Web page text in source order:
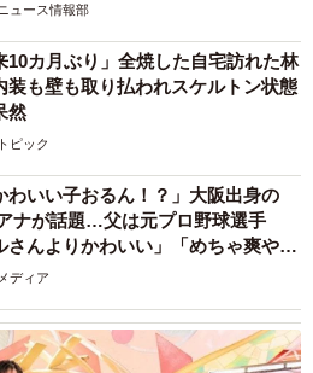
ュース情報部
10カ月ぶり」全焼した自宅訪れた林
も壁も取り払われスケルトン状態
然
ピック
わいい子おるん！？」大阪出身の
ナが話題…父は元プロ野球選手
さんよりかわいい」「めちゃ爽や
ディア